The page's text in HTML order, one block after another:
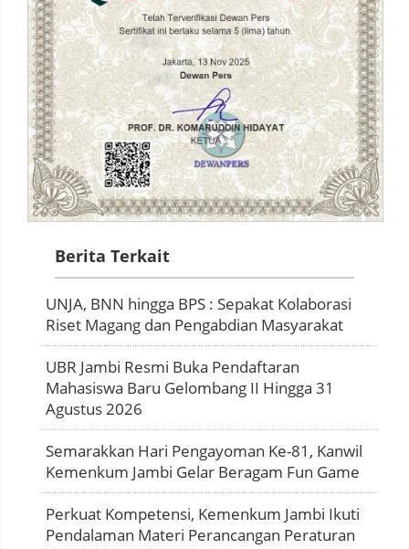
Berita Terkait
UNJA, BNN hingga BPS : Sepakat Kolaborasi
Riset Magang dan Pengabdian Masyarakat
UBR Jambi Resmi Buka Pendaftaran
Mahasiswa Baru Gelombang II Hingga 31
Agustus 2026
Semarakkan Hari Pengayoman Ke-81, Kanwil
Kemenkum Jambi Gelar Beragam Fun Game
Perkuat Kompetensi, Kemenkum Jambi Ikuti
Pendalaman Materi Perancangan Peraturan